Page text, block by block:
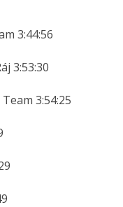
3:44:56
3:53:30
3:54:25